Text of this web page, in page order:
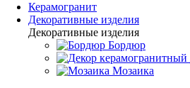
Керамогранит
Декоративные изделия
Декоративные изделия
Бордюр
Мозаика